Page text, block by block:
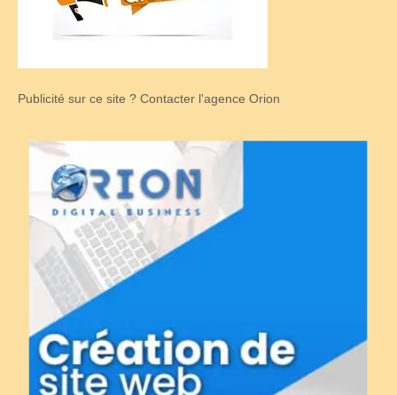
Publicité sur ce site ? Contacter l'agence Orion